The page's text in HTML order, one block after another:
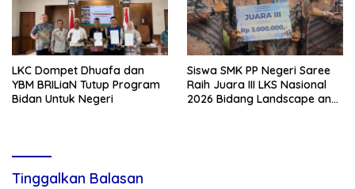
LKC Dompet Dhuafa dan
YBM BRILiaN Tutup Program
Bidan Untuk Negeri
Siswa SMK PP Negeri Saree
Raih Juara III LKS Nasional
2026 Bidang Landscape and
Tinggalkan Balasan